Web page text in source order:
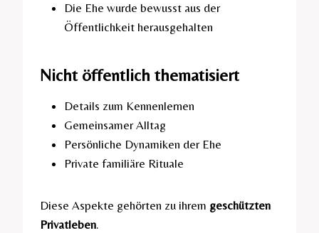
Die Ehe wurde bewusst aus der
Öffentlichkeit herausgehalten
Nicht öffentlich thematisiert
Details zum Kennenlernen
Gemeinsamer Alltag
Persönliche Dynamiken der Ehe
Private familiäre Rituale
Diese Aspekte gehörten zu ihrem geschützten
Privatleben.